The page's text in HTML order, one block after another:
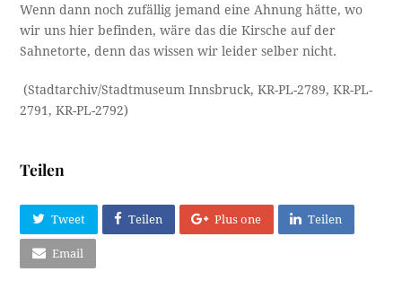
Wenn dann noch zufällig jemand eine Ahnung hätte, wo
wir uns hier befinden, wäre das die Kirsche auf der
Sahnetorte, denn das wissen wir leider selber nicht.
(Stadtarchiv/Stadtmuseum Innsbruck, KR-PL-2789, KR-PL-
2791, KR-PL-2792)
Teilen
Tweet Teilen Plus one Teilen
Email